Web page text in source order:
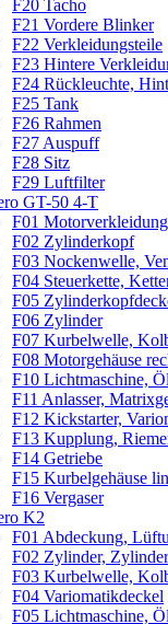
F20 Tacho
F21 Vordere Blinker
F22 Verkleidungsteile
F23 Hintere
F24 Rückleuchte,
F25 Tank
F26 Rahmen
F27 Auspuff
F28 Sitz
F29 Luftfilter
GT-50 4-T
F01 Motorverkleidung
F02 Zylinderkopf
F03 Nockenwelle,
F04 Steuerkette,
F05
F06 Zylinder
F07 Kurbelwelle,
F08 Motorgehäuse
F10 Lichtmaschine,
F11 Anlasser,
F12 Kickstarter,
F13 Kupplung,
F14 Getriebe
F15 Kurbelgehäuse
F16 Vergaser
K2
F01 Abdeckung,
F02 Zylinder,
F03 Kurbelwelle,
F04 Variomatikdeckel
F05 Lichtmaschine,